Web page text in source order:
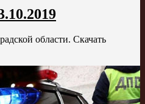
области. Скачать